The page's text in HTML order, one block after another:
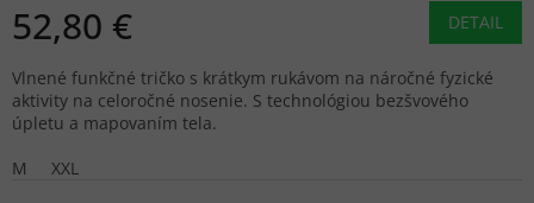
52,80 € DETAIL
Vlnené funkčné tričko s krátkym rukávom na náročné fyzické
aktivity na celoročné nosenie. S technológiou bezšvového
úpletu a mapovaním tela.
M
XXL